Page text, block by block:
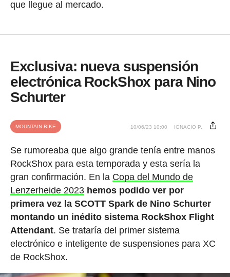
que llegue al mercado.
Exclusiva: nueva suspensión
electrónica RockShox para Nino
Schurter
MOUNTAIN BIKE 10/06/23 10:00 IGNACIO P.
Se rumoreaba que algo grande tenía entre manos
RockShox para esta temporada y esta sería la
gran confirmación. En la Copa del Mundo de
Lenzerheide 2023 hemos podido ver por
primera vez la SCOTT Spark de Nino Schurter
montando un inédito sistema RockShox Flight
Attendant. Se trataría del primer sistema
electrónico e inteligente de suspensiones para XC
de RockShox.